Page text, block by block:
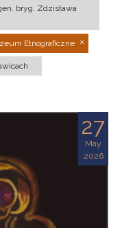
bryg. Zdzisława
Etnograficzne
27
May
2026